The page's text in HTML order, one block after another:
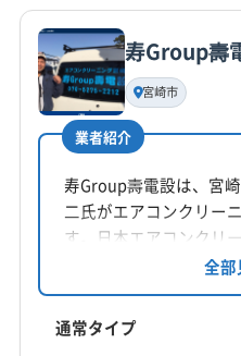
公式HP
公式サイトを見る
基本情報
代表者名
村上正臣
所在地
宮崎県宮崎市
対応地域
えびの市
小林市
西都市 都城市
児湯郡高鍋町
寿Group壽
宮崎市
業者紹介
寿Group壽電設は、宮
二氏がエアコンクリー
す。日本エアコンクリ
電気工事従事者の資格
入済みです。土日祝日
ーティングも提供。丁
な生活をサポートします
全部
通常タイプ